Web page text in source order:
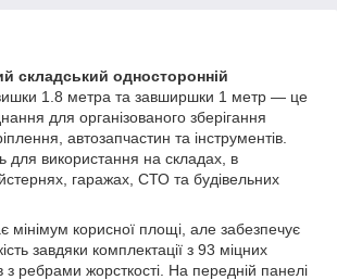
складський односторонній
1.8 метра та завширшки 1 метр — це
для організованого зберігання
автозапчастин та інструментів.
для використання на складах, в
гаражах, СТО та будівельних
мінімум корисної площі, але забезпечує
завдяки комплектації з 93 міцних
з ребрами жорсткості. На передній панелі